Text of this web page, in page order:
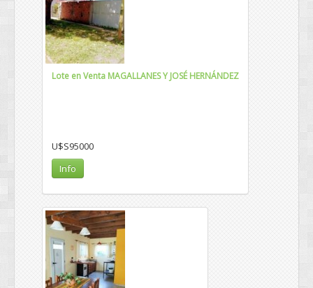
Lote en Venta MAGALLANES Y JOSÉ HERNÁNDEZ
U$S95000
Info